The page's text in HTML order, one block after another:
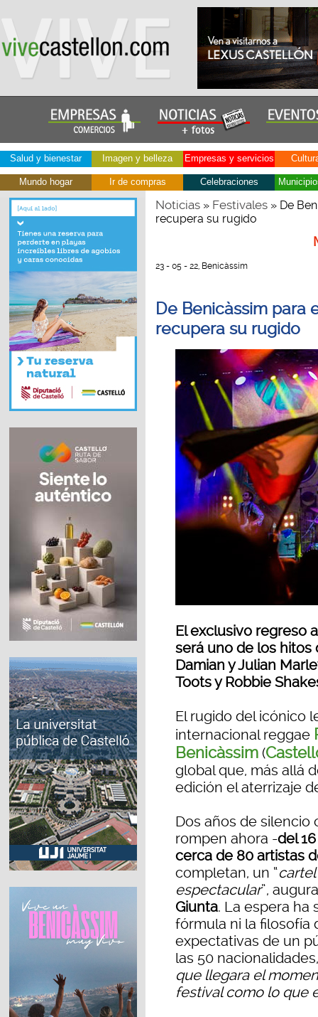
Salud y bienestar Imagen y belleza Empresas y servicios
Mundo hogar Ir de compras Celebraciones
Noticias» Festivales» De
recupera su rugido
23 - 05 - 22, Benicàssim
De Benicàssim para
recupera su rugido
El exclusivo regreso
será uno de los hitos
Damian y Julian
Toots y Robbie
El rugido del icónico
internacional reggae
Benicàssim (
global que, más allá
edición el aterrizaje
Dos años de silencio
rompen ahora -del
cerca de 80 artistas
completan, un “
espectacular”,
Giunta. La espera ha
fórmula ni la filosofía
expectativas de un
las 50
que llegara el
festival como lo que